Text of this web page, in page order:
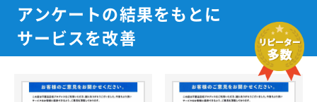
アンケートの結果をもとに
サービスを改善